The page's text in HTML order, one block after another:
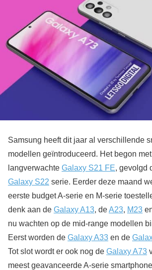
Samsung heeft dit jaar al verschillende
modellen geïntroduceerd. Het begon
langverwachte Galaxy S21 FE, gevolgd
Galaxy S22 serie. Eerder deze maand
eerste budget A-serie en M-serie
denk aan de Galaxy A13, deA23, M23
nu wachten op de mid-range modellen
Eerst worden de Galaxy A33 en de
Tot slot wordt er ook nog de Galaxy A73
meest geavanceerde A-serie